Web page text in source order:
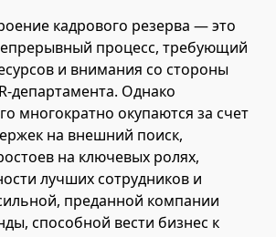
кадрового резерва — это
процесс, требующий
и внимания со стороны
департамента. Однако
многократно окупаются за счет
на внешний поиск,
на ключевых ролях,
лучших сотрудников и
преданной компании
способной вести бизнес к